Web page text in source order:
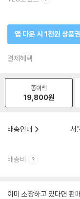
앱 다운 시 1천원 상품권
결제혜택
종이책
19,800원
배송안내
서
배송비
이미 소장하고 있다면 판